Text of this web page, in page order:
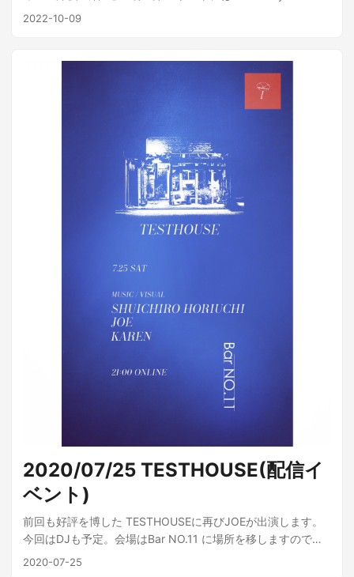
ったOMK#001(通称OMK新聞)がある。只今OMKに合った企
ーYOUNG-G&MMMとSoi48による完全現場主義プロジェクト
DJユニット【俚謡山脈】！今やラジオやテレビの民謡系番組
に引っ張りだこの俚謡山脈は和歌山初ステージ、要注目で
す。 お還りなさい×音楽難民 presents 「深夜亜細亜 vol.4」
underground 和歌山市卜半町36 和歌山ニット会館ビルB1F
料金： 前売予約 ¥2,500 当日券 ¥3,000 （全て別途要1ドリン
ク代） 出演（予定）： Guest / OMK（YOUNG-G from
stillichimiya、MMM from stillichimiya、Soi48）、俚謡山脈
DJs・LIVE / Gsmoke、HIDAKA、YUUKI、杵屋多佳 VJ・
Lighting / JOE Laser / 1∞ch Food / 熱帯酒場 俚謡山脈 (Riyo
Mountains) （ムード山+TAKUMI SAITO） 世界各国の音楽が
愛する2人組DJユニット。日本各地の民謡を収集/リサーチ
し、DJプレイしたりCDやレコードの再発を手掛けたりしてい
ます。 MIXシリーズ「俚謡山脈 MIX VOL.1」～「VOL.5」
CD/レコード監修 「田中重雄宮司/弓神楽」 「境石投げ踊り保
存会/境石投げ踊り」 「木崎音頭保存会/クラーク内藤/木崎音
頭」 「葛西おしゃらく保存会、他/おしゃらく」 ロンドンの
インターネットラジオNTS LIVEに日本民謡だけで構成された
MIXを提供 農民ダイナマイト（山梨県）、大和町八幡神社大
盆踊り会（東京）など各地のパーティーにDJで参加 NHKラジ
うぞ」出演 TBSラジオ 「アフター6ジャンクション」出演
BOIDマガジン連載「俚謡山脈の民謡を訪ねて」 NHK FM「DJ
俚謡山脈の民謡沼めぐり」パーソナリティ OMK (ワンメコン)
stillichimiyaのYOUNG-G、MMM、DJユニットSoi48を中心に
アジアの地下ヒップホップ・シーンからクラブ、ローカルな
ディスコまで潜入調査し、インターネットの世界ではわから
ディグ&DJするプロジェクト。モットーは"論より現場"。空族
2022-10-09
2020/07/25 TESTHOUSE(配信イ
ベント)
前回も好評を博した TESTHOUSEに再びJOEが出演します。
今回はDJも予定。会場はBar NO.11 に場所を移しますので、
これる方は現地でも。 今回もTwitchから配信しますので、見
2020-07-25